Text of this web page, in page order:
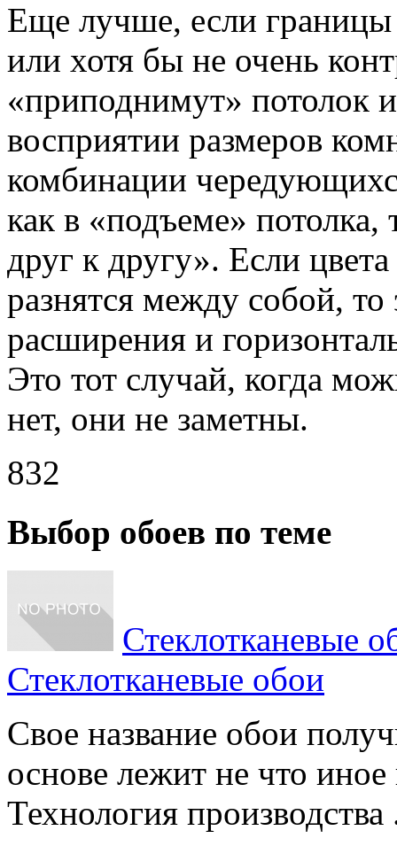
Еще лучше, если
или хотя бы не очень
«приподнимут» потолок
восприятии размеров
комбинации
как в «подъеме»
друг к другу». Если
разнятся между собой, то
расширения и
Это тот случай, когда
нет, они не заметны.
832
Выбор обоев по теме
Стеклотканевые
Стеклотканевые обои
Свое название обои
основе лежит не что иное
Технология производства